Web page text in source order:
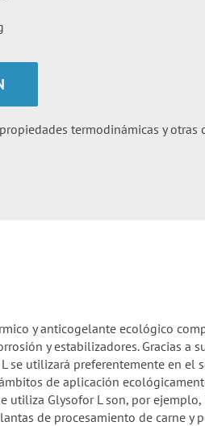
termodinámicas y otras
y anticogelante ecológico
y estabilizadores. Gracias a
se utilizará preferentemente en el
de aplicación
utiliza Glysofor L son, por
de procesamiento de carne y